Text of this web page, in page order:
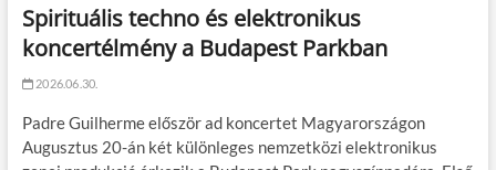
Spirituális techno és elektronikus
koncertélmény a Budapest Parkban
2026.06.30.
Padre Guilherme először ad koncertet Magyarországon
Augusztus 20-án két különleges nemzetközi elektronikus